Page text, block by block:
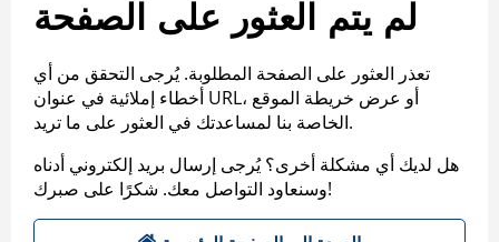
لم يتم العثور على الصفحة
تعذر العثور على الصفحة المطلوبة. يُرجى التحقق من أي
أخطاء إملائية في عنوان URL، أو عرض خريطة الموقع
الخاصة بنا لمساعدتك في العثور على ما تريد.
هل لديك أي مشكلة أخرى؟ يُرجى إرسال بريد إلكتروني أدناه
وسنعاود التواصل معك. شكرًا على صبرك!